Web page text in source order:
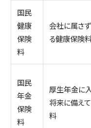
国民
健康
保険
料
会社に属さ
る健康保険
国民
年金
保険
料
厚生年金に
将来に備え
料